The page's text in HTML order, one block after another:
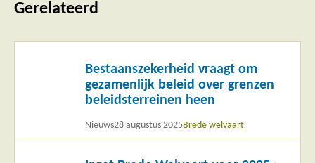
Gerelateerd
Bestaanszekerheid vraagt om
gezamenlijk beleid over grenzen
beleidsterreinen heen
Nieuws28 augustus 2025Brede welvaart